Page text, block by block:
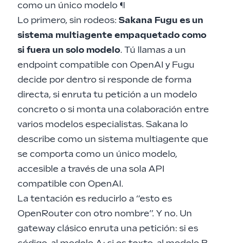
como un único modelo ¶
Lo primero, sin rodeos: Sakana Fugu es un
sistema multiagente empaquetado como
si fuera un solo modelo. Tú llamas a un
endpoint compatible con OpenAI y Fugu
decide por dentro si responde de forma
directa, si enruta tu petición a un modelo
concreto o si monta una colaboración entre
varios modelos especialistas. Sakana lo
describe como un sistema multiagente que
se comporta como un único modelo,
accesible a través de una sola API
compatible con OpenAI.
La tentación es reducirlo a “esto es
OpenRouter con otro nombre”. Y no. Un
gateway clásico enruta una petición: si es